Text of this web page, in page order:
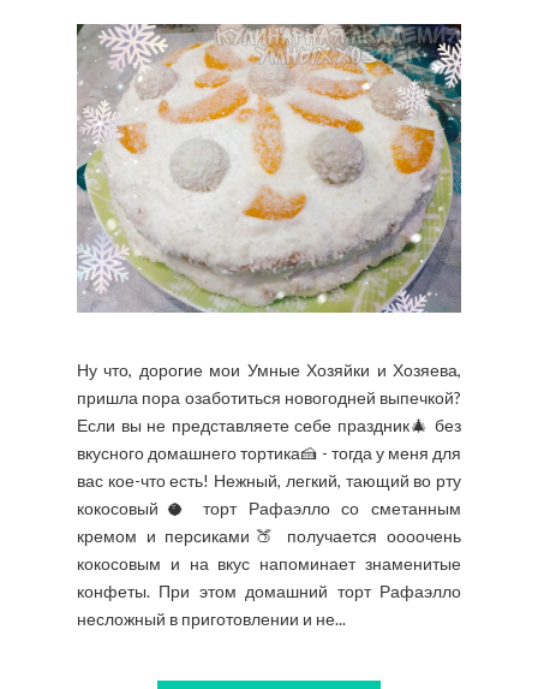
Ну что, дорогие мои Умные Хозяйки и Хозяева,
пришла пора озаботиться новогодней выпечкой?
Если вы не представляете себе праздник🎄 без
вкусного домашнего тортика🍰 - тогда у меня для
вас кое-что есть! Нежный, легкий, тающий во рту
кокосовый🥥 торт Рафаэлло со сметанным
кремом и персиками🍑 получается оооочень
кокосовым и на вкус напоминает знаменитые
конфеты. При этом домашний торт Рафаэлло
несложный в приготовлении и не...